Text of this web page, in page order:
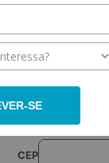
CEP
SE